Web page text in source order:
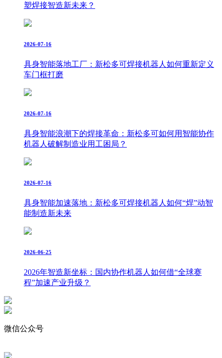
塑焊接智造新未来？
2026-07-16
具身智能落地工厂：新松多可焊接机器人如何重新定义
车门框打磨
2026-07-16
具身智能浪潮下的焊接革命：新松多可如何用智能协作
机器人破解制造业用工困局？
2026-07-16
具身智能加速落地：新松多可焊接机器人如何“焊”动智
能制造新未来
2026-06-25
2026年智造新坐标：国内协作机器人如何借“全球赛
程”加速产业升级？
微信公众号